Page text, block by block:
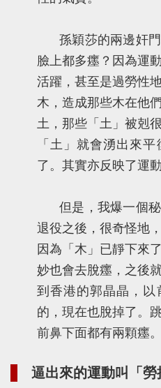
孫穎莎的兩邊奸
臉上都多癦？因為運
活躍，甚至是過勞性
木，造成那些木在他
土，那些「土」被剋
「土」就會湧出來
了。其實亦反映了運
但是，我爆一個
退役之後，很奇怪地
因為「木」已靜下來
妙也會去脫癦，之後
到香港的郭晶晶，以
的，現在也脫掉了。
前鼻下面都有兩顆癦。
逼出來的運動叫「勞